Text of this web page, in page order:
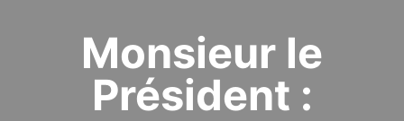
Monsieur le
Président :